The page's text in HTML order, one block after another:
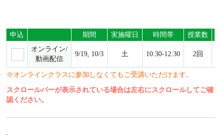
申込 期間 実施曜日 時間帯 授業数
オンライン/
動画配信
9/19, 10/3 土 10:30-12:30 2回
※オンラインクラスに参加しなくてもご受講いただけます。
スクロールバーが表示されている場合は左右にスクロールしてご確
認ください。